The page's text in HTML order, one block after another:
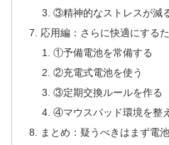
③精神的なストレスが減
応用編：さらに快適にする
①予備電池を常備する
②充電式電池を使う
③定期交換ルールを作る
④マウスパッド環境を整
まとめ：疑うべきはまず電